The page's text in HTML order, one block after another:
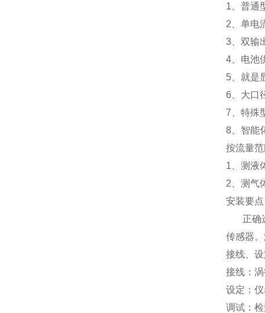
1、普通
2、单电
3、双输
4、电池
5、就是
6、大口
7、特殊
8、智能
按流量
1、测液
2、测气
安装要
正确选
传感器
接线、
接线：
设定：
调试：